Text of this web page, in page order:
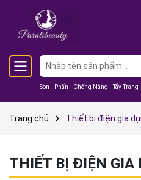
Son Phấn Chống Nắng Tẩy Trang
Trang chủ Thiết bị điện gia
THIẾT BỊ ĐIỆN GIA